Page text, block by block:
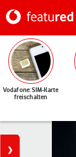
Vodafone: SIM-Karte
freischalten